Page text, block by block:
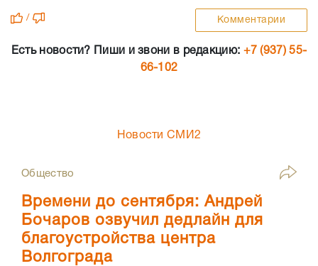
/ Комментарии
Есть новости? Пиши и звони в редакцию: +7 (937) 55-
66-102
Новости СМИ2
Общество
Времени до сентября: Андрей
Бочаров озвучил дедлайн для
благоустройства центра
Волгограда